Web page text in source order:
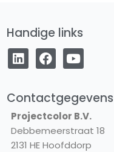
Handige links
L
i
n
e
i
n
F
a
c
b
o
o
k
Y
o
u
u
b
e
Contactgegevens
Projectcolor B.V.
Debbemeerstraat 18
2131 HE Hoofddorp